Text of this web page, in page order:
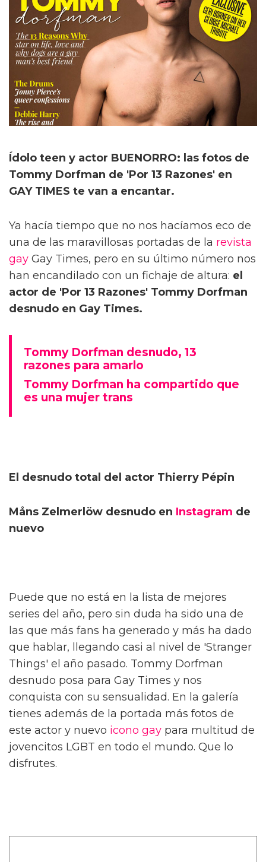
Ídolo teen y actor BUENORRO: las fotos de
Tommy Dorfman de 'Por 13 Razones' en
GAY TIMES te van a encantar.
Ya hacía tiempo que no nos hacíamos eco de
una de las maravillosas portadas de la revista
gay Gay Times, pero en su último número nos
han encandilado con un fichaje de altura: el
actor de 'Por 13 Razones' Tommy Dorfman
desnudo en Gay Times.
Tommy Dorfman desnudo, 13
razones para amarlo
Tommy Dorfman ha compartido que
es una mujer trans
El desnudo total del actor Thierry Pépin
Måns Zelmerlöw desnudo en Instagram de
nuevo
Puede que no está en la lista de mejores
series del año, pero sin duda ha sido una de
las que más fans ha generado y más ha dado
que hablar, llegando casi al nivel de 'Stranger
Things' el año pasado. Tommy Dorfman
desnudo posa para Gay Times y nos
conquista con su sensualidad. En la galería
tienes además de la portada más fotos de
este actor y nuevo icono gay para multitud de
jovencitos LGBT en todo el mundo. Que lo
disfrutes.